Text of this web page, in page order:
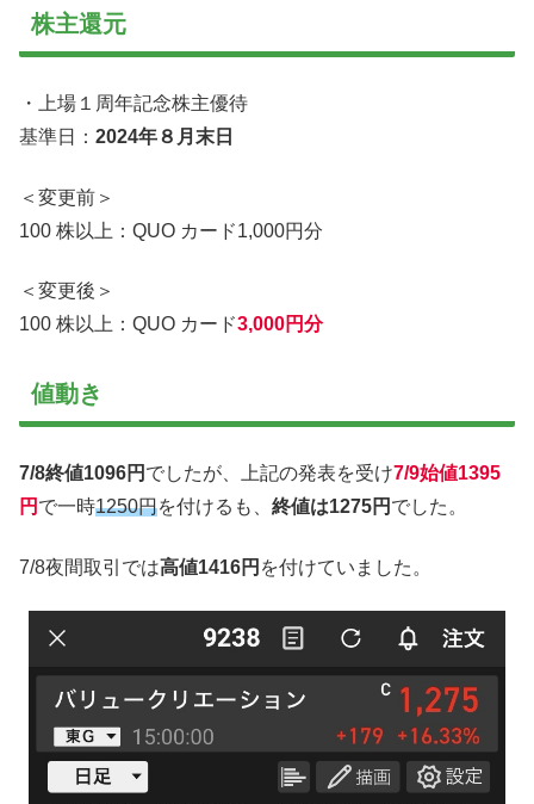
株主還元
・上場１周年記念株主優待
基準日： 2024年８月末日
＜変更前＞
100 株以上：QUO カード1,000円分
＜変更後＞
100 株以上：QUO カード3,000円分
値動き
7/8終値1096円 でしたが、上記の発表を受け7/9始値1395
円 で一時1250円を付けるも、 終値は1275円 でした。
7/8夜間取引では高値1416円 を付けていました。